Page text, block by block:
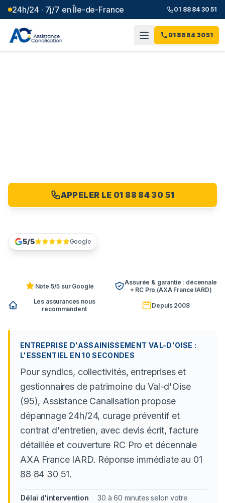
24h/24 · 7j/7 en Île-de-France 01 88 84 30 51
01 88 84 30 51
APPELER LE 01 88 84 30 51
5/5 Google
Note 5/5 sur Google
Assurée & garantie : décennale
+ RC Pro (AXA France IARD)
Les assurances nous
recommandent
Depuis 2008
ENTREPRISE D'ASSAINISSEMENT VAL-D'OISE :
L'ESSENTIEL EN 10 SECONDES
Pour syndics, collectivités, entreprises et
gestionnaires de patrimoine du Val-d'Oise
(95), Assistance Canalisation propose
dépannage 24h/24, curage préventif et
contrat d'entretien, avec devis écrit, facture
détaillée et couverture RC Pro et décennale
AXA France IARD. Réponse immédiate au 01
88 84 30 51.
Délai d'intervention
30 à 60 minutes selon votre